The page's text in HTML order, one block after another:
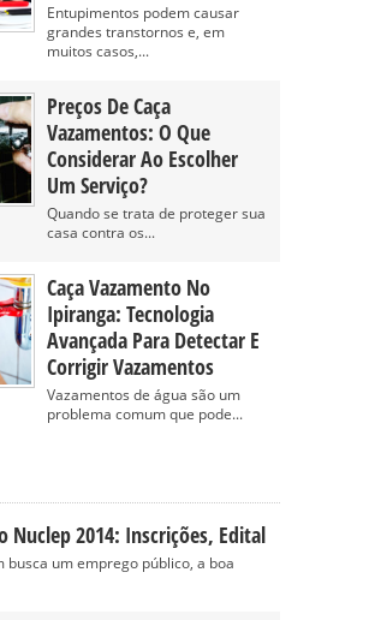
Entupimentos podem causar
grandes transtornos e, em
muitos casos,...
Preços De Caça
Vazamentos: O Que
Considerar Ao Escolher
Um Serviço?
Quando se trata de proteger sua
casa contra os...
Caça Vazamento No
Ipiranga: Tecnologia
Avançada Para Detectar E
Corrigir Vazamentos
Vazamentos de água são um
problema comum que pode...
Nuclep 2014: Inscrições, Edital
busca um emprego público, a boa